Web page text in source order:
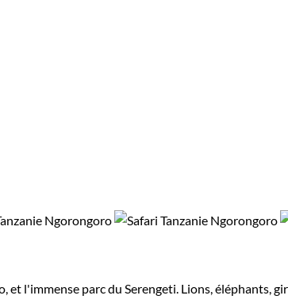
l'immense parc du Serengeti. Lions, éléphants,